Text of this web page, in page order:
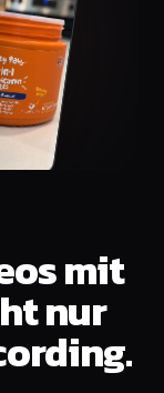
mit
nur